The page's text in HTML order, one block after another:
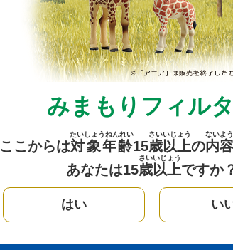
みまもりフィル
ここからは対象年齢
たいしょうねんれい
15歳
さい
以上
いじょう
の内容
ないよう
あなたは15歳
さい
以上
いじょう
ですか
はい い